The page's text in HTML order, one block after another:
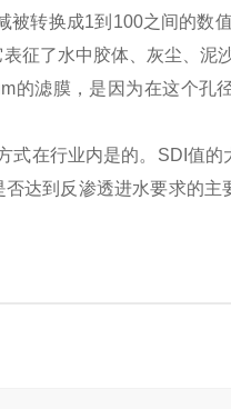
被转换成1到100之间的数
征了水中胶体、灰尘、泥
的滤膜，是因为在这个孔
式在行业内是的。SDI值
达到反渗透进水要求的